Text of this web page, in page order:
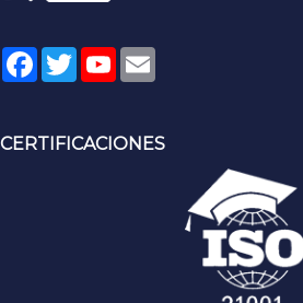
Facebook
TwitterYouTube
CERTIFICACIONES